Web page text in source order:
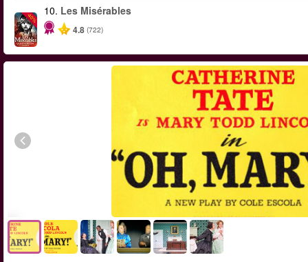
-40%
10. Les Misérables
4.8 (722)